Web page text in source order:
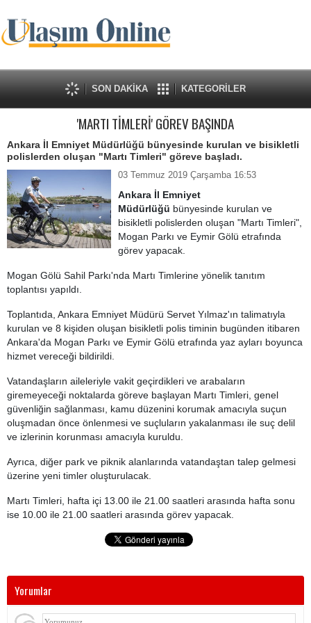
SON DAKİKA KATEGORİLER
'MARTI TİMLERİ' GÖREV BAŞINDA
Ankara İl Emniyet Müdürlüğü bünyesinde kurulan ve bisikletli
polislerden oluşan "Martı Timleri" göreve başladı.
03 Temmuz 2019 Çarşamba 16:53
Ankara İl Emniyet
Müdürlüğü bünyesinde kurulan ve
bisikletli polislerden oluşan "Martı Timleri",
Mogan Parkı ve Eymir Gölü etrafında
görev yapacak.
Mogan Gölü Sahil Parkı'nda Martı Timlerine yönelik tanıtım
toplantısı yapıldı.
Toplantıda, Ankara Emniyet Müdürü Servet Yılmaz'ın talimatıyla
kurulan ve 8 kişiden oluşan bisikletli polis timinin bugünden itibaren
Ankara'da Mogan Parkı ve Eymir Gölü etrafında yaz ayları boyunca
hizmet vereceği bildirildi.
Vatandaşların aileleriyle vakit geçirdikleri ve arabaların
giremeyeceği noktalarda göreve başlayan Martı Timleri, genel
güvenliğin sağlanması, kamu düzenini korumak amacıyla suçun
oluşmadan önce önlenmesi ve suçluların yakalanması ile suç delil
ve izlerinin korunması amacıyla kuruldu.
Ayrıca, diğer park ve piknik alanlarında vatandaştan talep gelmesi
üzerine yeni timler oluşturulacak.
Martı Timleri, hafta içi 13.00 ile 21.00 saatleri arasında hafta sonu
ise 10.00 ile 21.00 saatleri arasında görev yapacak.
Yorumlar